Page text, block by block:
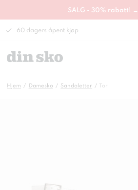
SALG - 30% rabatt! →
60 dagers åpent kjøp
Hjem Damesko Sandaletter Tor